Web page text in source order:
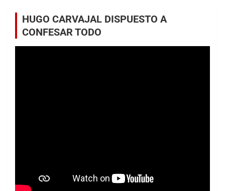
HUGO CARVAJAL DISPUESTO A
CONFESAR TODO